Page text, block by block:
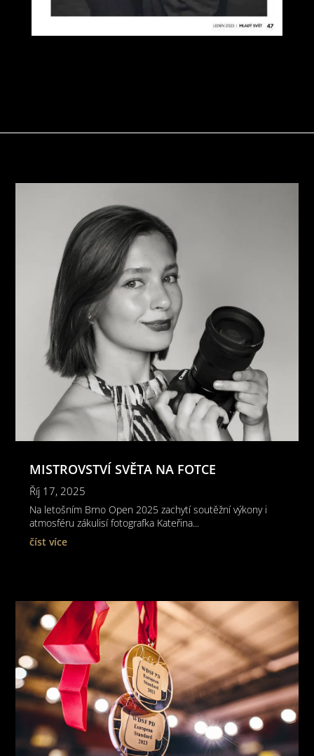
MISTROVSTVÍ SVĚTA NA FOTCE
Říj 17, 2025
Na letošním Brno Open 2025 zachytí soutěžní výkony i
atmosféru zákulisí fotografka Kateřina...
číst více